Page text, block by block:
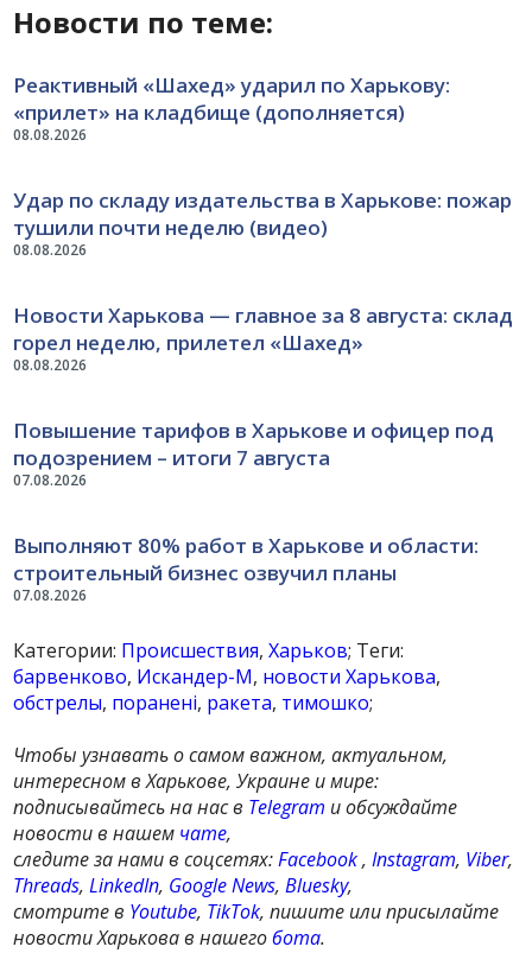
Новости по теме:
08.08.2026
Реактивный «Шахед» ударил по Харькову:
«прилет» на кладбище (дополняется)
08.08.2026
Удар по складу издательства в Харькове: пожар
тушили почти неделю (видео)
08.08.2026
Новости Харькова — главное за 8 августа: склад
горел неделю, прилетел «Шахед»
07.08.2026
Повышение тарифов в Харькове и офицер под
подозрением – итоги 7 августа
07.08.2026
Выполняют 80% работ в Харькове и области:
строительный бизнес озвучил планы
Категории: Происшествия,Харьков; Теги:
барвенково, Искандер-М, новости Харькова,
обстрелы, поранені, ракета, тимошко;
Чтобы узнавать о самом важном, актуальном,
интересном в Харькове, Украине и мире:
подписывайтесь на нас в Telegram и обсуждайте
новости в нашем чате,
следите за нами в соцсетях:Facebook,Instagram, Viber,
Threads,LinkedIn, Google News,Bluesky,
смотрите в Youtube, TikTok, пишите или присылайте
новости Харькова в нашегобота.